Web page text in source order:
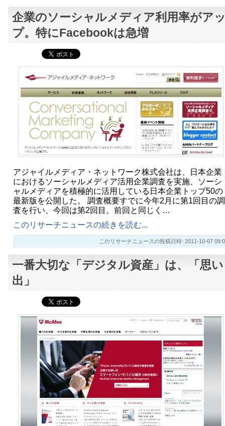
企業のソーシャルメディア利用率がア
プ。特にFacebookは急増
アジャイルメディア・ネットワーク株式会社は、日本企業
におけるソーシャルメディア活用企業調査を実施、ソーシ
ャルメディアを積極的に活用している日本企業トップ50の
最新版を公開した。 調査概要すでに今年2月に第1回目の調
査を行い、今回は第2回目。前回と同じく…
このリサーチニュースの続きを読む...
このリサーチニュースの投稿日時: 2011-10-07
一番大切な「デジタル資産」は、「思い
出」